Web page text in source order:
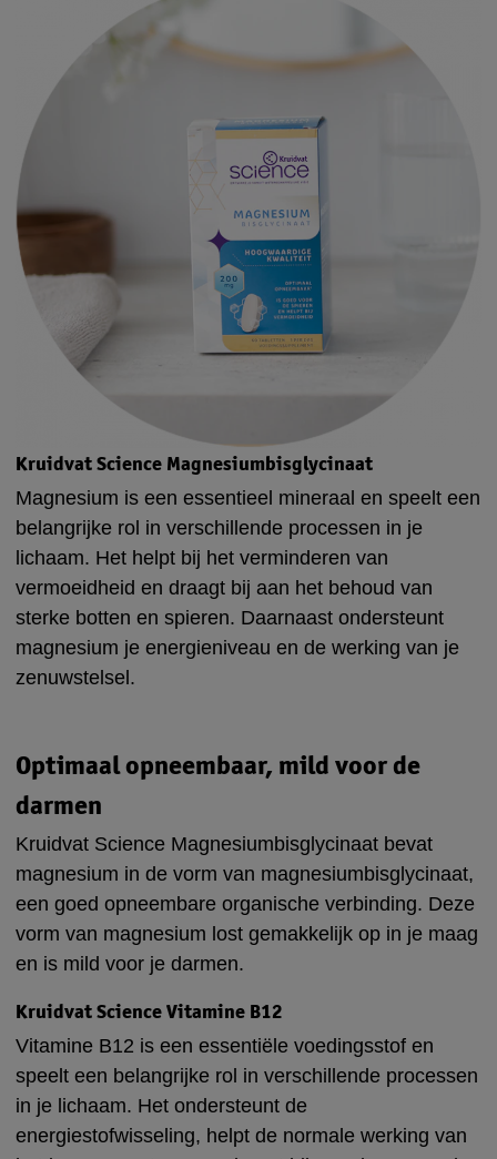
Kruidvat Science Magnesiumbisglycinaat
Magnesium is een essentieel mineraal en speelt een
belangrijke rol in verschillende processen in je
lichaam. Het helpt bij het verminderen van
vermoeidheid en draagt bij aan het behoud van
sterke botten en spieren. Daarnaast ondersteunt
magnesium je energieniveau en de werking van je
zenuwstelsel.
Optimaal opneembaar, mild voor de
darmen
Kruidvat Science Magnesiumbisglycinaat bevat
magnesium in de vorm van magnesiumbisglycinaat,
een goed opneembare organische verbinding. Deze
vorm van magnesium lost gemakkelijk op in je maag
en is mild voor je darmen.
Kruidvat Science Vitamine B12
Vitamine B12 is een essentiële voedingsstof en
speelt een belangrijke rol in verschillende processen
in je lichaam. Het ondersteunt de
energiestofwisseling, helpt de normale werking van